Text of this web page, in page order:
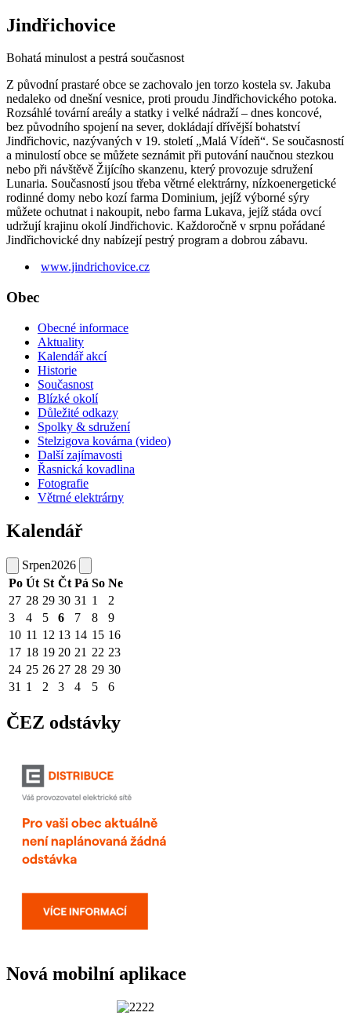
Jindřichovice
Bohatá minulost a pestrá současnost
Z původní prastaré obce se zachovalo jen torzo kostela sv. Jakuba
nedaleko od dnešní vesnice, proti proudu Jindřichovického potoka.
Rozsáhlé tovární areály a statky i velké nádraží – dnes koncové,
bez původního spojení na sever, dokládají dřívější bohatství
Jindřichovic, nazývaných v 19. století „Malá Vídeň“. Se současností
a minulostí obce se můžete seznámit při putování naučnou stezkou
nebo při návštěvě Žijícího skanzenu, který provozuje sdružení
Lunaria. Současností jsou třeba větrné elektrárny, nízkoenergetické
rodinné domy nebo kozí farma Dominium, jejíž výborné sýry
můžete ochutnat i nakoupit, nebo farma Lukava, jejíž stáda ovcí
udržují krajinu okolí Jindřichovic. Každoročně v srpnu pořádané
Jindřichovické dny nabízejí pestrý program a dobrou zábavu.
www.jindrichovice.cz
Obec
Obecné informace
Aktuality
Kalendář akcí
Historie
Současnost
Blízké okolí
Důležité odkazy
Spolky & sdružení
Stelzigova kovárna (video)
Další zajímavosti
Řasnická kovadlina
Fotografie
Větrné elektrárny
Kalendář
Srpen2026
Po Út St Čt Pá So Ne
27 28 29 30 31 1
2
3
4 5 6 7 8
9
10 11 12 13 14 15 16
17 18 19 20 21 22 23
24 25 26 27 28 29 30
31 1 2 3 4 5 6
ČEZ odstávky
Nová mobilní aplikace